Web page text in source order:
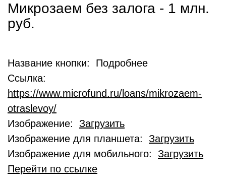
Микрозаем без залога - 1 млн.
руб.
Название кнопки: Подробнее
Ссылка:
https://www.microfund.ru/loans/mikrozaem-
otraslevoy/
Изображение: Загрузить
Изображение для планшета: Загрузить
Изображение для мобильного: Загрузить
Перейти по ссылке